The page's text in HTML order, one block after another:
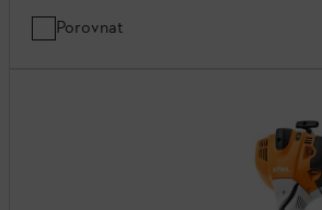
Porovnat